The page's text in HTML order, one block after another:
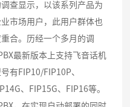
查显示，以该系列产品为
市场用户，此用户群体也
合。历经一个多月的调
最新版本上支持飞音话机
有FIP10/FIP10P、
、FIP15G、FIP16等。